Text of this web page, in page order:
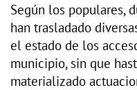
Según los populares,
han trasladado
el estado de los
municipio, sin que
materializado